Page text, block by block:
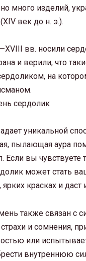
много изделий,
век до н. э.).
вв. носили
и верили, что
на
уникальной
пылающая аура
Если вы
может
красках и
также связан с
и сомнения,
или
внутреннюю